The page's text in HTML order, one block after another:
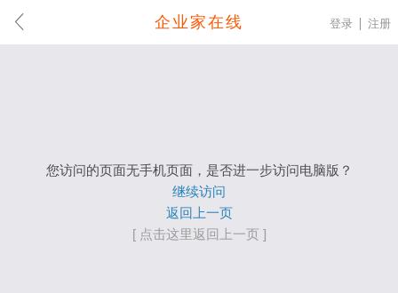
企业家在线 登录 注册
您访问的页面无手机页面，是否进一步访问电脑版？
继续访问
返回上一页
[ 点击这里返回上一页 ]